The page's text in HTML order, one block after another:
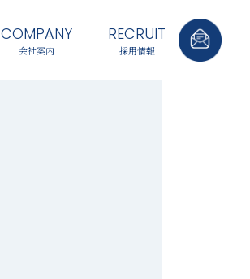
COMPANY
会社案内
RECRUIT
採用情報